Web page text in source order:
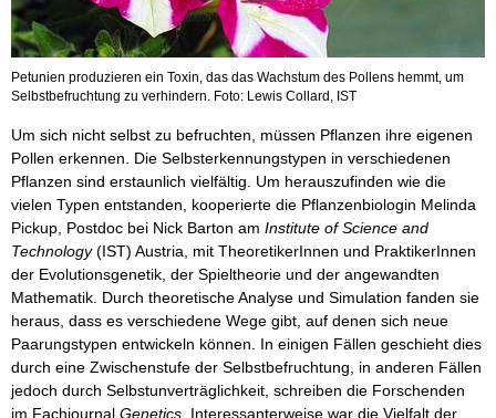
Petunien produzieren ein Toxin, das das Wachstum des Pollens hemmt, um
Selbstbefruchtung zu verhindern. Foto: Lewis Collard, IST
Um sich nicht selbst zu befruchten, müssen Pflanzen ihre eigenen
Pollen erkennen. Die Selbsterkennungstypen in verschiedenen
Pflanzen sind erstaunlich vielfältig. Um herauszufinden wie die
vielen Typen entstanden, kooperierte die Pflanzenbiologin Melinda
Pickup, Postdoc bei Nick Barton am Institute of Science and
Technology(IST) Austria, mit TheoretikerInnen und PraktikerInnen
der Evolutionsgenetik, der Spieltheorie und der angewandten
Mathematik. Durch theoretische Analyse und Simulation fanden sie
heraus, dass es verschiedene Wege gibt, auf denen sich neue
Paarungstypen entwickeln können. In einigen Fällen geschieht dies
durch eine Zwischenstufe der Selbstbefruchtung, in anderen Fällen
jedoch durch Selbstunverträglichkeit, schreiben die Forschenden
im Fachjournal Genetics . Interessanterweise war die Vielfalt der